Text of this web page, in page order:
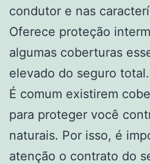
condutor e nas
Oferece proteção
algumas coberturas
elevado do seguro total.
É comum existirem
para proteger você
naturais. Por isso, é
atenção o contrato do